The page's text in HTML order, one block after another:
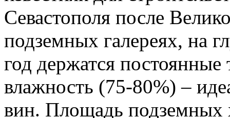
Севастополя после
подземных галереях, на
год держатся
влажность (75-80%) –
вин. Площадь